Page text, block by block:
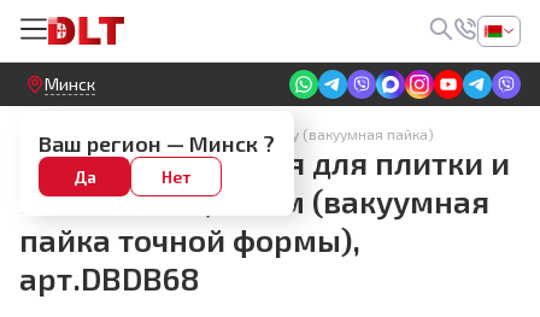
Круглосуточный! Прием заявок на сайте
Минск
Ваш регион — Минск ?
Да Нет
Алмазные коронки по керамограниту (вакуумная пайка)
Коронка алмазная для плитки и
камня BIHUI, 68мм (вакуумная
пайка точной формы),
арт.DBDB68